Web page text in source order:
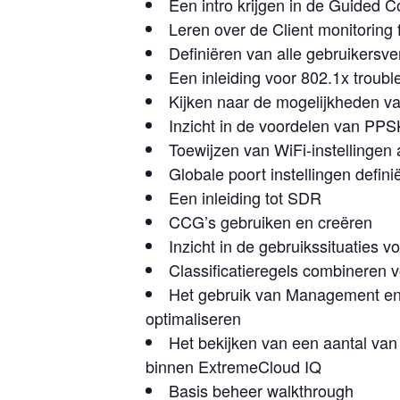
Leren over de Client
Definiëren van alle
Een inleiding voor 802.1x
Kijken naar de mogelijkheden
Inzicht in de voordelen van
Toewijzen van WiFi-instellingen
Globale poort instellingen
Een inleiding tot SDR
CCG’s gebruiken en creëren
Inzicht in de gebruikssituaties
Classificatieregels combineren
Het gebruik van Management
optimaliseren
Het bekijken van een aantal
binnen ExtremeCloud IQ
Basis beheer walkthrough